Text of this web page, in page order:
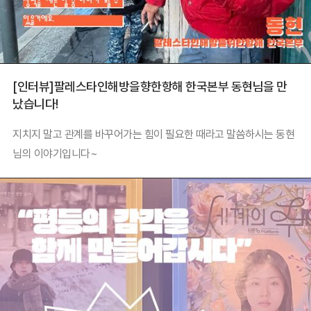
[인터뷰]팔레스타인해방을향한항해 한국본부 동현님을 만
났습니다!
지치지 말고 관계를 바꾸어가는 힘이 필요한 때라고 말씀하시는 동현
님의 이야기입니다~